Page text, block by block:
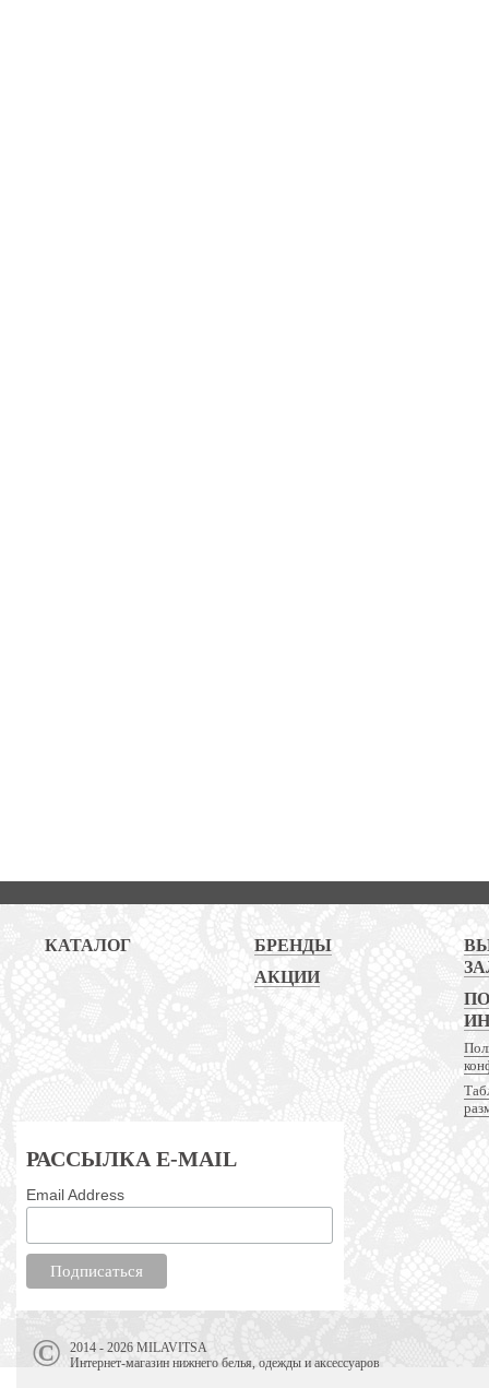
КАТАЛОГ
БРЕНДЫ
АКЦИИ
РАССЫЛКА E-MAIL
Email Address
2014 - 2026 MILAVITSA
Интернет-магазин нижнего белья, одежды и аксессуаров